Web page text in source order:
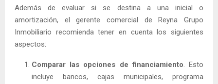
Además de evaluar si se destina a una inicial o
amortización, el gerente comercial de Reyna Grupo
Inmobiliario recomienda tener en cuenta los siguientes
aspectos:
Comparar las opciones de financiamiento. Esto
incluye bancos, cajas municipales, programa